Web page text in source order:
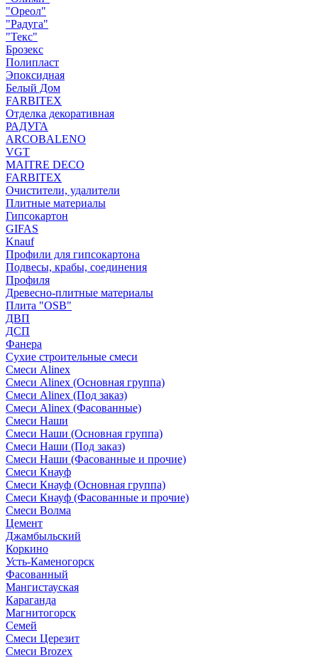
"Ореол"
"Радуга"
"Текс"
Брозекс
Полипласт
Эпоксидная
Белый Дом
FARBITEX
Отделка декоративная
РАДУГА
ARCOBALENO
VGT
MAITRE DECO
FARBITEX
Очистители, удалители
Плитные материалы
Гипсокартон
GIFAS
Knauf
Профили для гипсокартона
Подвесы, крабы, соединения
Профиля
Древесно-плитные материалы
Плита "OSB"
ДВП
ДСП
Фанера
Сухие строительные смеси
Смеси Alinex
Смеси Alinex (Основная группа)
Смеси Alinex (Под заказ)
Смеси Alinex (Фасованные)
Смеси Наши
Смеси Наши (Основная группа)
Смеси Наши (Под заказ)
Смеси Наши (Фасованные и прочие)
Смеси Кнауф
Смеси Кнауф (Основная группа)
Смеси Кнауф (Фасованные и прочие)
Смеси Волма
Цемент
Джамбыльский
Коркино
Усть-Каменогорск
Фасованный
Мангистауская
Караганда
Магнитогорск
Семей
Смеси Церезит
Смеси Brozex